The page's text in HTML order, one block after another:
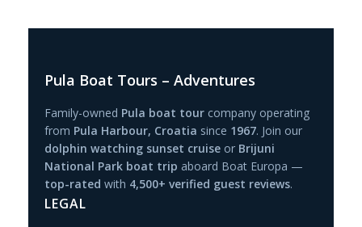
Pula Boat Tours – Adventures
Family-owned Pula boat tour company operating
from Pula Harbour, Croatia since 1967. Join our
dolphin watching sunset cruise or Brijuni
National Park boat trip aboard Boat Europa —
top-rated with 4,500+ verified guest reviews.
LEGAL